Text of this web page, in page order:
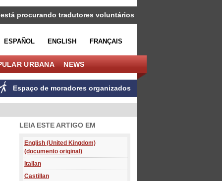
está procurando tradutores voluntários
ESPAÑOL ENGLISH FRANÇAIS
URBANA NEWS
Espaço de moradores organizados
LEIA ESTE ARTIGO EM
English (United Kingdom)
(documento original)
Italian
Castillan